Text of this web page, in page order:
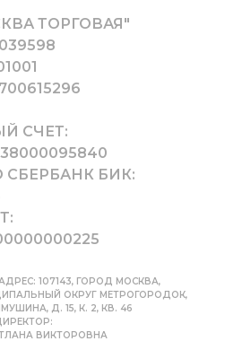
ТОРГОВАЯ"
СЧЕТ:
СБЕРБАНК БИК:
107143, ГОРОД МОСКВА,
ОКРУГ МЕТРОГОРОДОК,
Д. 15, К. 2, КВ. 46
ВИКТОРОВНА